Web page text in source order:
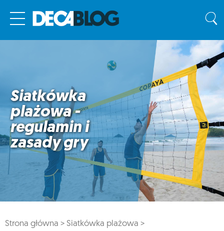
Siatkówka
plażowa -
regulamin i
zasady gry
Strona główna > Siatkówka plażowa >